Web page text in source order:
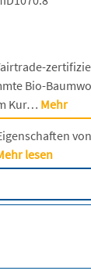
Bio-
Kur… Mehr
lesen